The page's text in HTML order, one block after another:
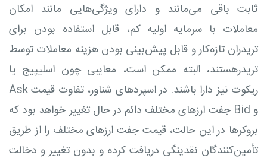
ثابت باقی می‌مانند و دارای ویژگی‌هایی مانند امکان
معاملات با سرمایه اولیه کم، قابل استفاده بودن برای
تریدران تازه‌کار و قابل پیش‌بینی بودن هزینه معاملات توسط
تریدرهستند، البته ممکن است، معایبی چون اسلیپیج یا
ریکوت نیز دارا باشند. در اسپردهای شناور، تفاوت قیمت Ask
و Bid جفت ارزهای مختلف دائم در حال تغییر خواهد بود که
بروکرها در این حالت، قیمت جفت ارزهای مختلف را از طریق
تأمین‌کنندگان نقدینگی دریافت کرده و بدون تغییر و دخالت